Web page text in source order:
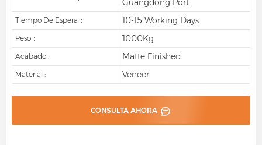
Guangdong Port
Tiempo De Espera： 10-15 Working Days
Peso： 1000Kg
Acabado : Matte Finished
Material : Veneer
CONSULTA AHORA